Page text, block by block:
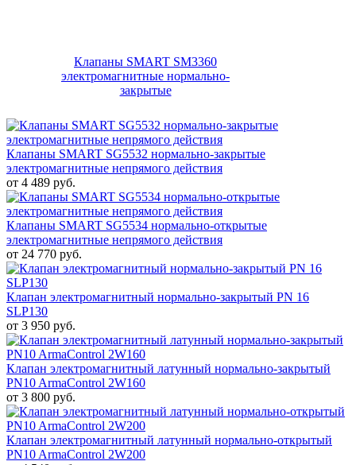
Клапаны SMART SM3360
электромагнитные нормально-
закрытые
Клапаны SMART SG5532 нормально-закрытые
электромагнитные непрямого действия
от 4 489 руб.
Клапаны SMART SG5534 нормально-открытые
электромагнитные непрямого действия
от 24 770 руб.
Клапан электромагнитный нормально-закрытый PN 16
SLP130
от 3 950 руб.
Клапан электромагнитный латунный нормально-закрытый
PN10 ArmaControl 2W160
от 3 800 руб.
Клапан электромагнитный латунный нормально-открытый
PN10 ArmaControl 2W200